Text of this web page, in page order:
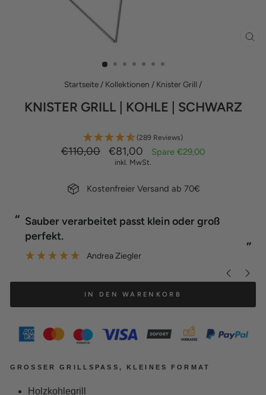
Startseite / Kollektionen / Knister Grill /
KNISTER GRILL | KOHLE | SCHWARZ
(289 Reviews)
Normaler
€110,00 Sonderpreis
€81,00 Spare €29,00
inkl. MwSt.
Kostenfreier Versand ab 70€
“ Macht einfach Spaß zu knistern.
IN DEN WARENKORB
GROSSER GRILLSPASS, KLEINES FORMAT
Holzkohlegrill